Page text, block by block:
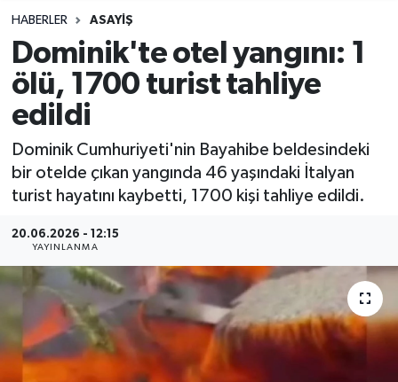
HABERLER ASAYIŞ
Dominik'te otel yangını: 1
ölü, 1700 turist tahliye
edildi
Dominik Cumhuriyeti'nin Bayahibe beldesindeki
bir otelde çıkan yangında 46 yaşındaki İtalyan
turist hayatını kaybetti, 1700 kişi tahliye edildi.
20.06.2026 - 12:15
YAYINLANMA
Resmi İlanlar
Alanyaspor
Turizm
Antalya Trafik Yoğunluk Haritası
Süper Lig Puan Durumu ve Fikstür
Tüm Manşetler
Son Dakika Haberleri